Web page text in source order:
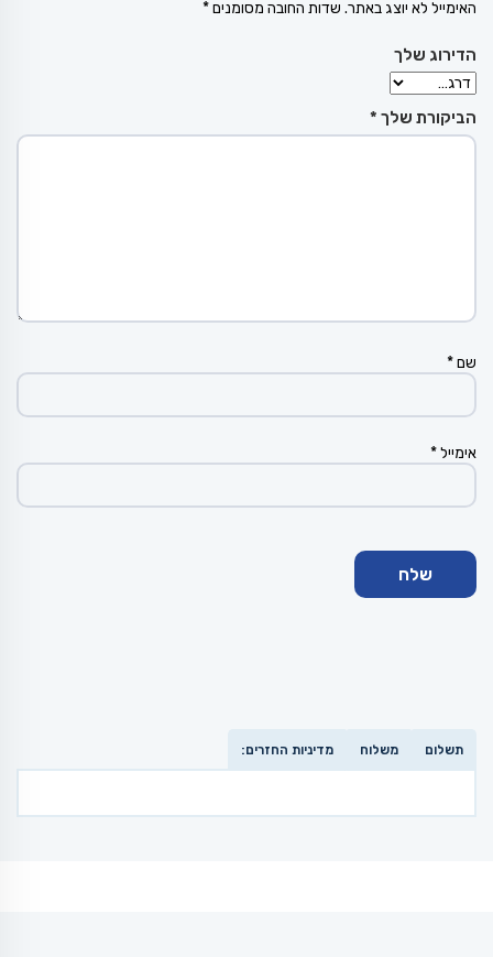
האימייל לא יוצג באתר. שדות החובה מסומנים*
הדירוג שלך
הביקורת שלך *
שם*
אימייל*
תשלום משלוח מדיניות החזרים: